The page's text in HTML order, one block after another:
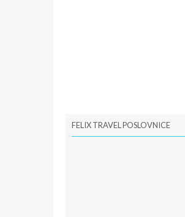
FELIX TRAVEL POSLOVNICE